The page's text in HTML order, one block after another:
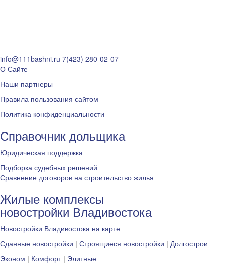
info@111bashni.ru 7(423) 280-02-07
О Сайте
Наши партнеры
Правила пользования сайтом
Политика конфиденциальности
Справочник дольщика
Юридическая поддержка
Подборка судебных решений
Сравнение договоров на строительство жилья
Жилые комплексы
новостройки Владивостока
Новостройки Владивостока на карте
Сданные новостройки | Строящиеся новостройки | Долгострои
Эконом | Комфорт| Элитные